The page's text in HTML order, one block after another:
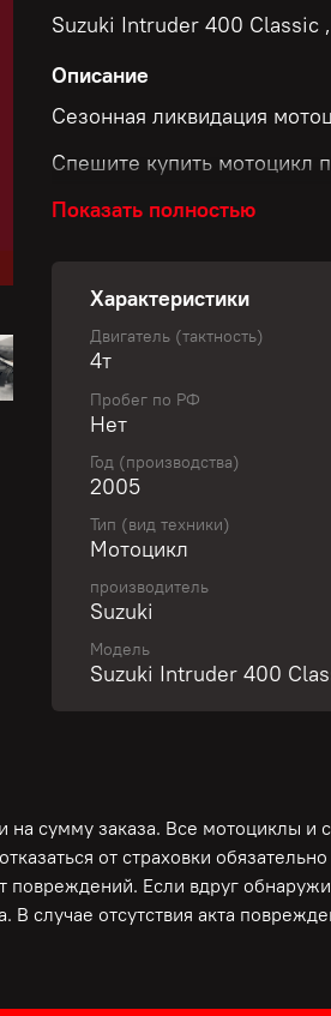
Suzuki Intruder 400 Classic
Описание
Сезонная ликвидация
Спешите купить мотоцикл
Скидки до 50 000 рублей!
Размер скидки зависит от
✅ Узнай свою уникальную
Свяжитесь с нами и
Классический круизер
Один из лучших вариантов
но и опытных байкеров!
Только из Японии!
ОБСЛУЖИВАНИЕ И
Депо! Полностью готов к
Показать полностью
Характеристики
Двигатель (тактность)
4т
Пробег по РФ
Нет
Год (производства)
2005
Тип (вид техники)
Мотоцикл
производитель
Suzuki
Модель
Suzuki Intruder 400
сумму заказа. Все мотоциклы и
от страховки
повреждений. Если вдруг
случае отсутствия акта